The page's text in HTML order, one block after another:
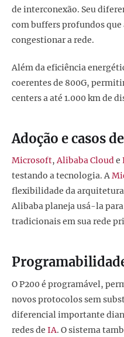
de interconexão. Seu
com buffers profundos
congestionar a rede.
Além da eficiência
coerentes de 800G,
centers a até 1.000 km de
Adoção e casos
Microsoft,Alibaba Cloude
testando a tecnologia. A
flexibilidade da
Alibaba planeja usá-la
tradicionais em sua rede
O P200 é programável,
novos protocolos sem
diferencial importante
redes de IA. O sistema